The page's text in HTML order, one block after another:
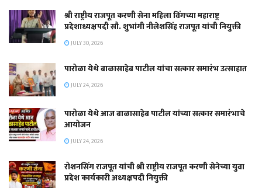
श्री राष्ट्रीय राजपूत करणी सेना महिला विंगच्या महाराष्ट्र
प्रदेशाध्यक्षपदी सौ. शुभांगी नीलेशसिंह राजपूत यांची नियुक्ती
JULY 30, 2026
पारोळा येथे बाळासाहेब पाटील यांचा सत्कार समारंभ उत्साहात
JULY 24, 2026
पारोळा येथे आज बाळासाहेब पाटील यांच्या सत्कार समारंभाचे
आयोजन
JULY 24, 2026
रोशनसिंग राजपूत यांची श्री राष्ट्रीय राजपूत करणी सेनेच्या युवा
प्रदेश कार्यकारी अध्यक्षपदी नियुक्ती